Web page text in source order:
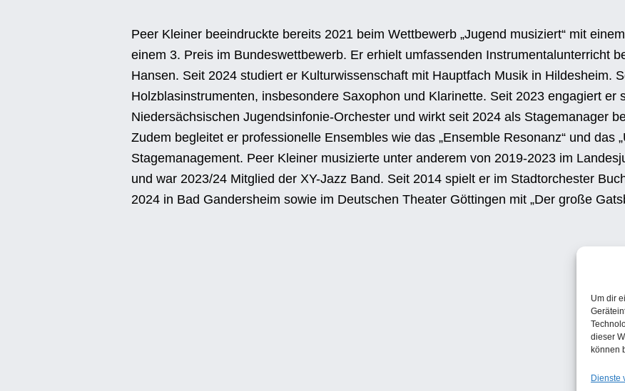
Um dir
dieser
können
Dienste
Peer Kleiner beeindruckte bereits 2021 beim Wettbewerb „Jugend musiziert“ mit
einem 3. Preis im Bundeswettbewerb. Er erhielt umfassenden Instrumentalunterricht
Hansen. Seit 2024 studiert er Kulturwissenschaft mit Hauptfach Musik in Hildesheim.
Holzblasinstrumenten, insbesondere Saxophon und Klarinette. Seit 2023 engagiert er
Niedersächsischen Jugendsinfonie-Orchester und wirkt seit 2024 als Stagemanager
Zudem begleitet er professionelle Ensembles wie das „Ensemble Resonanz“ und das
Stagemanagement. Peer Kleiner musizierte unter anderem von 2019-2023 im
und war 2023/24 Mitglied der XY-Jazz Band. Seit 2014 spielt er im Stadtorchester
2024 in Bad Gandersheim sowie im Deutschen Theater Göttingen mit „Der große